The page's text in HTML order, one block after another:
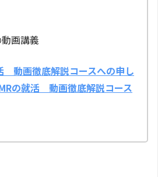
画講義
動画徹底解説コースへの申し
の就活 動画徹底解説コース